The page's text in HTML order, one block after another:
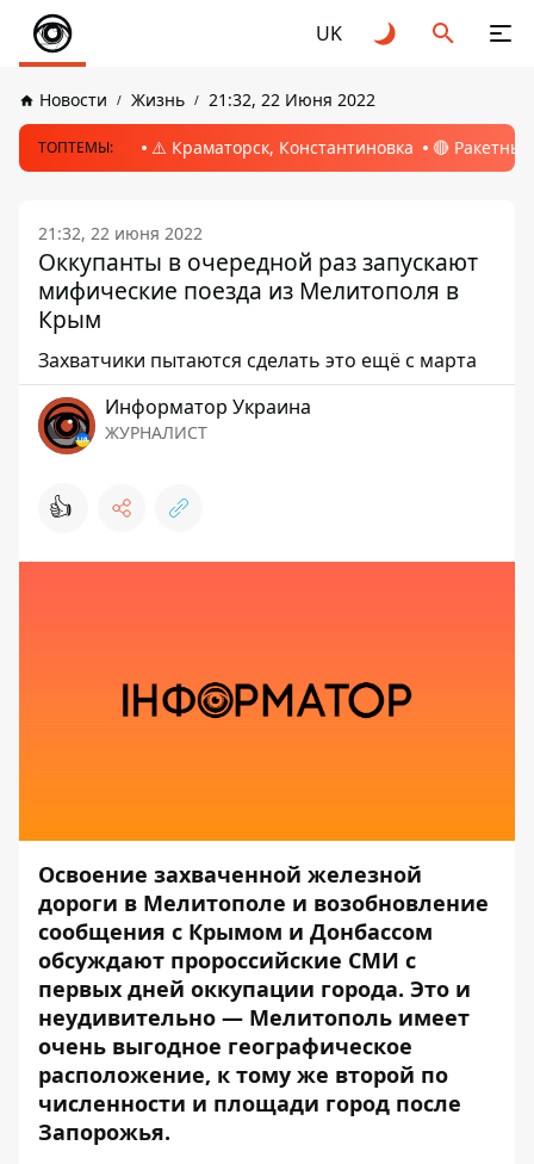
UK
Новости Жизнь 21:32, 22 Июня 2022
ТОПТЕМЫ: ⚠️ Краматорск, Константиновка 🔴
21:32, 22 июня 2022
Оккупанты в очередной раз запускают
мифические поезда из Мелитополя в
Крым
Захватчики пытаются сделать это ещё с марта
Информатор Украина
ЖУРНАЛИСТ
👍
Освоение захваченной железной
дороги в Мелитополе и возобновление
сообщения с Крымом и Донбассом
обсуждают пророссийские СМИ с
первых дней оккупации города. Это и
неудивительно — Мелитополь имеет
очень выгодное географическое
расположение, к тому же второй по
численности и площади город после
Запорожья.